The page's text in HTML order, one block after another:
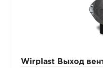
Wirplast Выход